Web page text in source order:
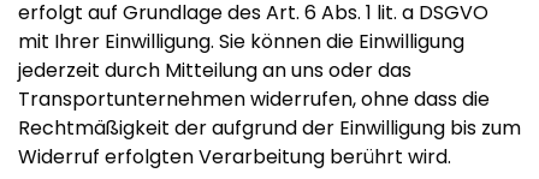
erfolgt auf Grundlage des Art. 6 Abs. 1 lit. a DSGVO
mit Ihrer Einwilligung. Sie können die Einwilligung
jederzeit durch Mitteilung an uns oder das
Transportunternehmen widerrufen, ohne dass die
Rechtmäßigkeit der aufgrund der Einwilligung bis zum
Widerruf erfolgten Verarbeitung berührt wird.